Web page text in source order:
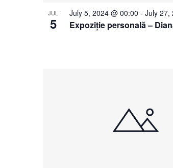
JUL
5 Expoziție personală –
July 5, 2024 @ 00:00 - July 27,